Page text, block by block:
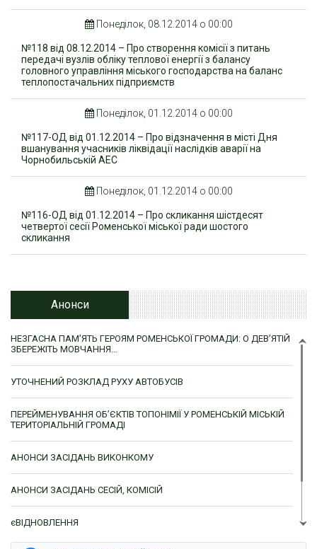
Понеділок, 08.12.2014 о 00:00
№118 від 08.12.2014 – Про створення комісії з питань
передачі вузлів обліку теплової енергії з балансу
головного управління міського господарства на баланс
теплопостачальних підприємств
Понеділок, 01.12.2014 о 00:00
№117-ОД від 01.12.2014 – Про відзначення в місті Дня
вшанування учасників ліквідації наслідків аварії на
Чорнобильській АЕС
Понеділок, 01.12.2014 о 00:00
№116-ОД від 01.12.2014 – Про скликання шістдесят
четвертої сесії Роменської міської ради шостого
скликання
Анонси
НЕЗГАСНА ПАМ’ЯТЬ ГЕРОЯМ РОМЕНСЬКОЇ ГРОМАДИ: О ДЕВ’ЯТІЙ
ЗБЕРЕЖІТЬ МОВЧАННЯ…
УТОЧНЕНИЙ РОЗКЛАД РУХУ АВТОБУСІВ
ПЕРЕЙМЕНУВАННЯ ОБ’ЄКТІВ ТОПОНІМІЇ У РОМЕНСЬКІЙ МІСЬКІЙ
ТЕРИТОРІАЛЬНІЙ ГРОМАДІ
АНОНСИ ЗАСІДАНЬ ВИКОНКОМУ
АНОНСИ ЗАСІДАНЬ СЕСІЙ, КОМІСІЙ
єВІДНОВЛЕННЯ